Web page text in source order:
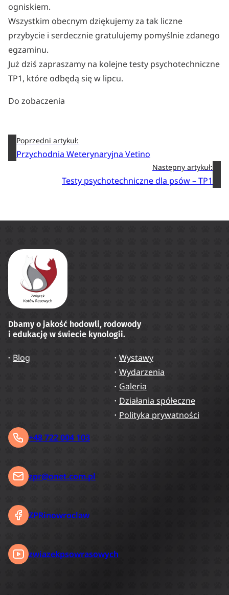
ogniskiem.
Wszystkim obecnym dziękujemy za tak liczne
przybycie i serdecznie gratulujemy pomyślnie zdanego
egzaminu.
Już dziś zapraszamy na kolejne testy psychotechniczne
TP1, które odbędą się w lipcu.
Do zobaczenia
Poprzedni artykuł:
Przychodnia Weterynaryjna Vetino
Następny artykuł:
Testy psychotechniczne dla psów – TP1
Dbamy o jakość hodowli, rodowody
i edukację w świecie kynologii.
Blog
Wystawy
Wydarzenia
Galeria
Działania spółeczne
Polityka prywatności
+48 722 004 103
zpr@onet.com.pl
ZPRinowroclaw
zwiazekpsowrasowych